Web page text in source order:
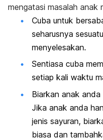
mengatasi masalah anak
Cuba untuk
seharusnya
menyelesakan.
Sentiasa cuba
setiap kali waktu
Biarkan anak
Jika anak anda
jenis sayuran,
biasa dan